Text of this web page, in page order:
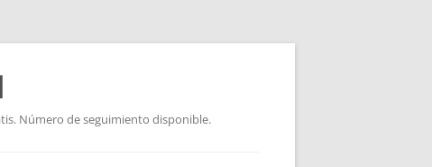
Número de seguimiento disponible.